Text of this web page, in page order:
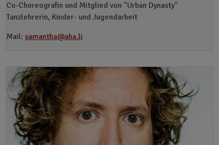
Co-Choreografin und Mitglied von "Urban Dynasty"
Tanzlehrerin, Kinder- und Jugendarbeit
Mail: samantha@aha.li